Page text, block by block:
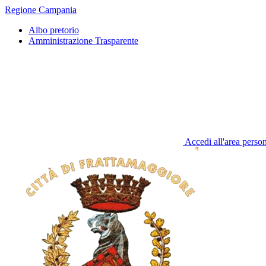
Regione Campania
Albo pretorio
Amministrazione Trasparente
Accedi all'area